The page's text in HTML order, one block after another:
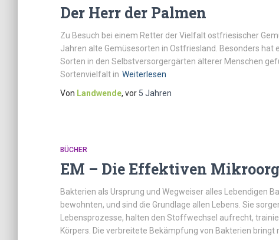
Der Herr der Palmen
Zu Besuch bei einem Retter der Vielfalt ostfriesischer
Jahren alte Gemüsesorten in Ostfriesland. Besonders hat
Sorten in den Selbstversorgergärten älterer Menschen
Sortenvielfalt in Weiterlesen
Von Landwende, vor 5 Jahren
BÜCHER
EM – Die Effektiven
Bakterien als Ursprung und Wegweiser alles Lebendigen
bewohnten, und sind die Grundlage allen Lebens. Sie
Lebensprozesse, halten den Stoffwechsel aufrecht,
Körpers. Die verbreitete Bekämpfung von Bakterien